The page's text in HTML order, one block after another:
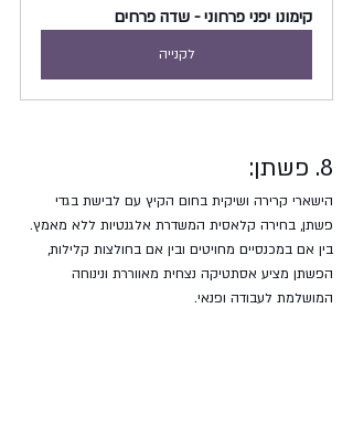
קימונו יפני פרחוני - שדה פרחים
לקנייה
8. פשתן:
הישארי קרירה ושיקית בחום הקיץ עם לבישת בגדי
פשתן, בחירה קלאסית המשדרת אלגנטיות ללא מאמץ.
בין אם במכנסיים מחויטים ובין אם בחולצות קלילות,
הפשתן מציע אסתטיקה נצחית מאווררת ונינוחה
המושלמת לעבודה ופנאי.